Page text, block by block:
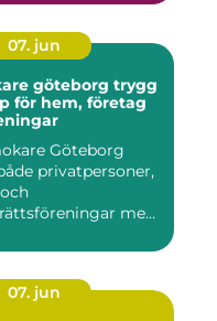
07. jun
göteborg trygg
för hem, företag
Göteborg
privatpersoner,
med
07. jun